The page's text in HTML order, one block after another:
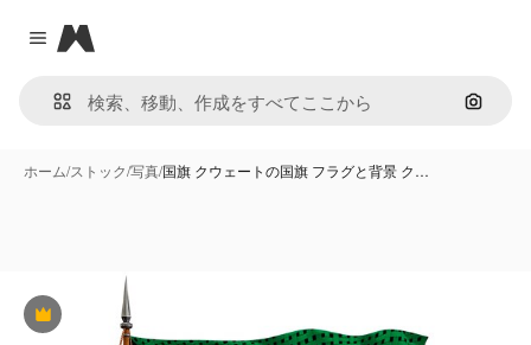
Close menu
Magnific
画像で
ホーム/ストック/写真/国旗 クウェートの国旗 フラグと背景 ク…
Premium